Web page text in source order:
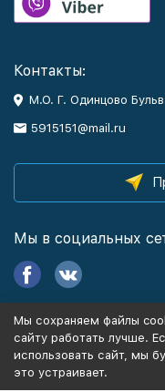
Контакты:
М.О. Г. Одинцово
5915151@mail.ru
Мы в социальных
Информация
Мы сохраняем файлы
сайту работать лучше.
использовать сайт, мы
это устраивает.